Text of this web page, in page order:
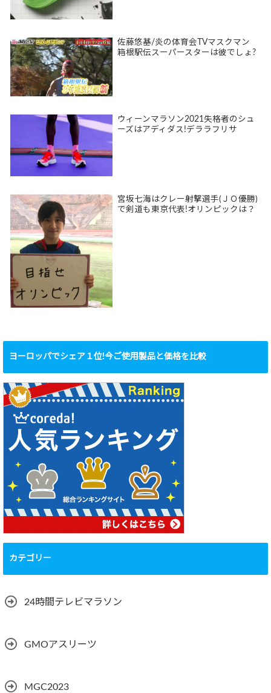
佐藤悠基/炎の体育会TVマスクマン
箱根駅伝スーパースターは彼でしょ?
ウィーンマラソン2021失格者のシュ
ーズはアディダス!デララフリサ
宮坂七海はクレー射撃選手(ＪＯ優勝)
で剣道も東京代表!オリンピックは？
ヨーロッパでシェア１位!今ご使用製品と価格を比較
カテゴリー
24時間テレビマラソン
GMOアスリーツ
MGC2023